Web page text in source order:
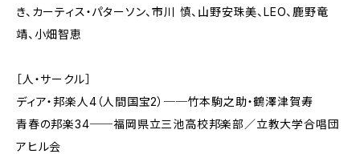
き、カーティス・パターソン、市川 慎、山野安珠美、LEO、鹿野竜
靖、小畑智恵
［人・サークル］
ディア・邦楽人4（人間国宝2）──竹本駒之助・鶴澤津賀寿
青春の邦楽34──福岡県立三池高校邦楽部／立教大学合唱団
アヒル会